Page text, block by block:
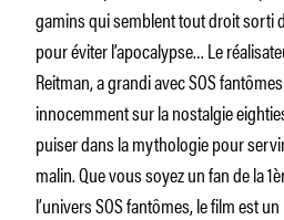
gamins qui semblent tout droit sorti
pour éviter l’apocalypse… Le
Reitman, a grandi avec SOS
innocemment sur la nostalgie
puiser dans la mythologie pour
malin. Que vous soyez un fan de la
l’univers SOS fantômes, le film est